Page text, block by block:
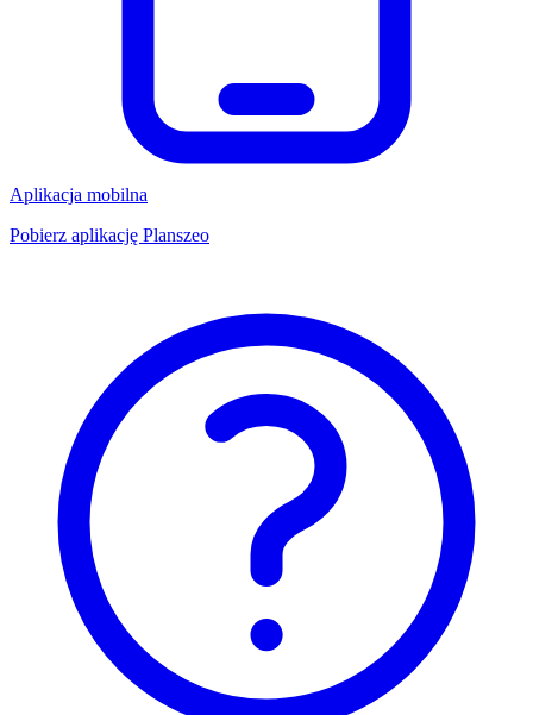
Aplikacja mobilna
Pobierz aplikację Planszeo